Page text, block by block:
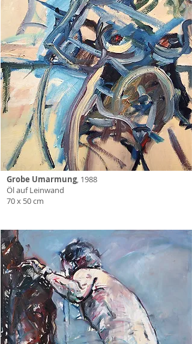
Grobe Umarmung, 1988
Öl auf Leinwand
70 x 50 cm